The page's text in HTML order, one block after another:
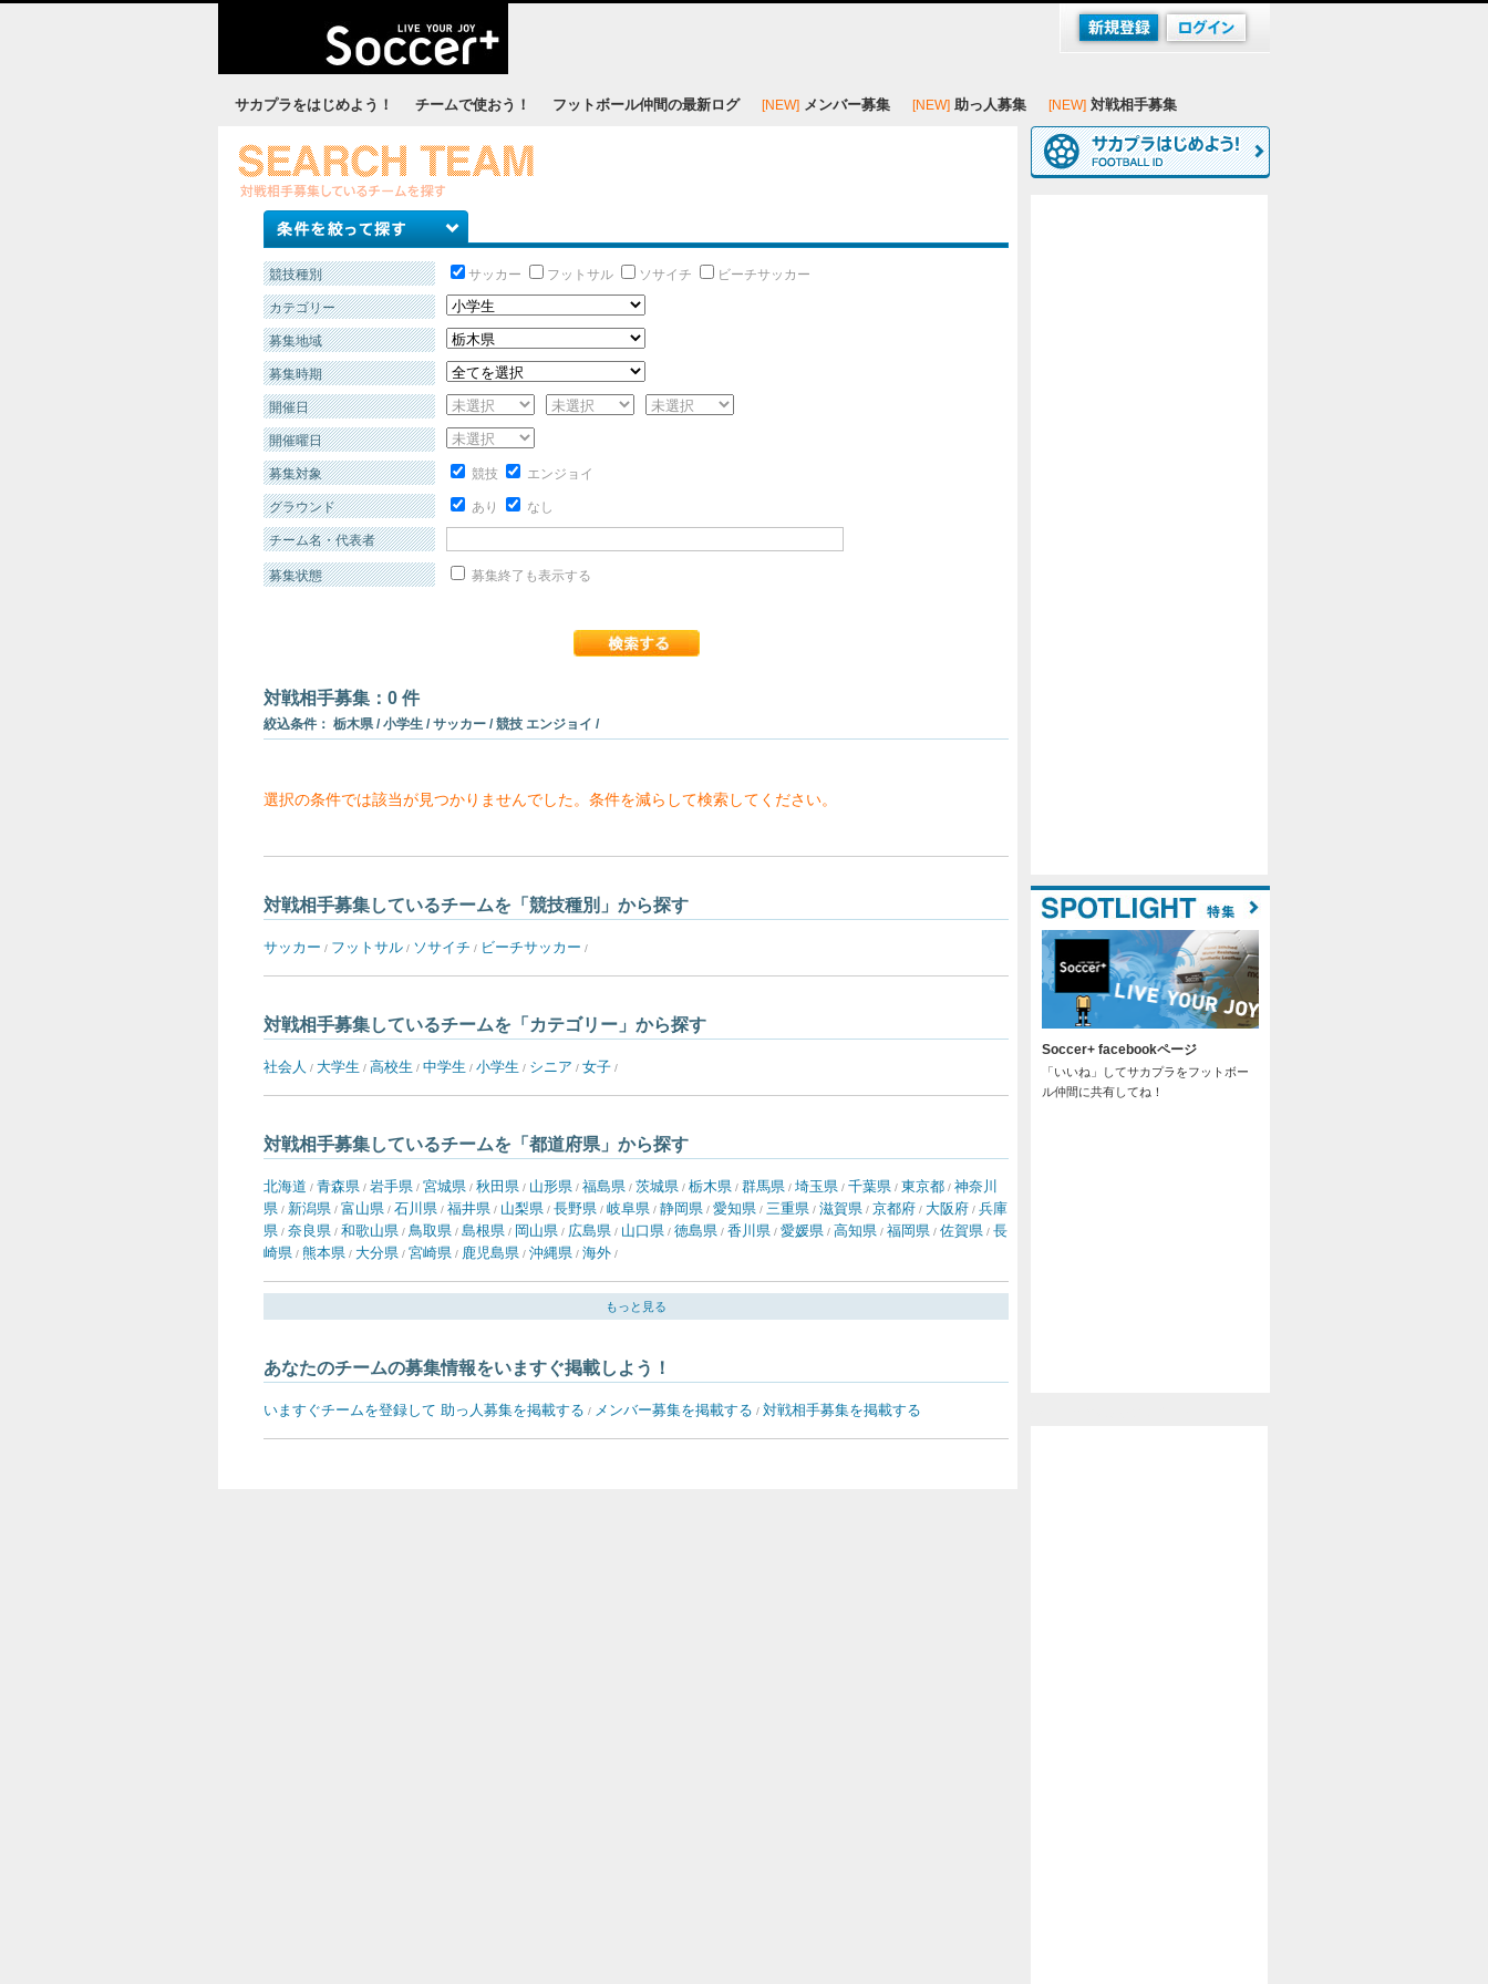
サカプラをはじめよう！ チームで使おう！ フットボール仲間の最新ログ [NEW] メンバー募集 [NEW] 助っ人募集 [NEW] 対戦相手募集
競技種別 サッカー フットサル ソサイチ ビーチサッカー
カテゴリー
募集地域
募集時期
開催日
開催曜日
募集対象 競技 エンジョイ
グラウンド あり なし
チーム名・代表者
募集状態 募集終了も表示する
対戦相手募集：0 件
絞込条件： 栃木県 / 小学生 / サッカー / 競技 エンジョイ /
選択の条件では該当が見つかりませんでした。条件を減らして検索してください。
対戦相手募集しているチームを「競技種別」から探す
サッカー / フットサル / ソサイチ / ビーチサッカー /
対戦相手募集しているチームを「カテゴリー」から探す
社会人 / 大学生 / 高校生 / 中学生 / 小学生 / シニア / 女子 /
対戦相手募集しているチームを「都道府県」から探す
北海道 / 青森県 / 岩手県 / 宮城県 / 秋田県 / 山形県 / 福島県 / 茨城県 / 栃木県 / 群馬県 / 埼玉県 / 千葉県 / 東京都 / 神奈川
県 / 新潟県 / 富山県 / 石川県 / 福井県 / 山梨県 / 長野県 / 岐阜県 / 静岡県 / 愛知県 / 三重県 / 滋賀県 / 京都府 / 大阪府 / 兵庫
県 / 奈良県 / 和歌山県 / 鳥取県 / 島根県 / 岡山県 / 広島県 / 山口県 / 徳島県 / 香川県 / 愛媛県 / 高知県 / 福岡県 / 佐賀県 / 長
崎県 / 熊本県 / 大分県 / 宮崎県 / 鹿児島県 / 沖縄県 / 海外 /
もっと見る
あなたのチームの募集情報をいますぐ掲載しよう！
いますぐチームを登録して 助っ人募集を掲載する / メンバー募集を掲載する / 対戦相手募集を掲載する
Soccer+ facebookページ
「いいね」してサカプラをフットボー
ル仲間に共有してね！